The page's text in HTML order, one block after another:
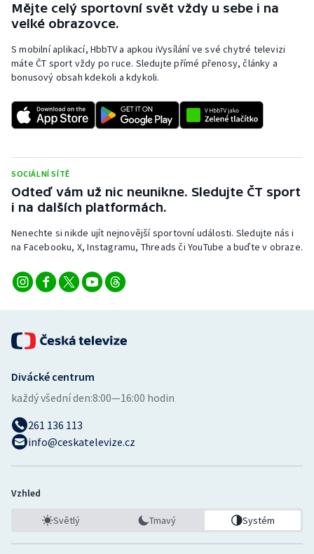
Mějte celý sportovní svět vždy u sebe i na
velké obrazovce.
S mobilní aplikací, HbbTV a apkou iVysílání ve své chytré televizi
máte ČT sport vždy po ruce. Sledujte přímé přenosy, články a
bonusový obsah kdekoli a kdykoli.
SOCIÁLNÍ SÍTĚ
Odteď vám už nic neunikne. Sledujte ČT sport
i na dalších platformách.
Nenechte si nikde ujít nejnovější sportovní události. Sledujte nás i
na Facebooku, X, Instagramu, Threads či YouTube a buďte v obraze.
Divácké centrum
každý všední den:8:00—16:00 hodin
261 136 113
info@ceskatelevize.cz
Vzhled
Světlý Tmavý Systém